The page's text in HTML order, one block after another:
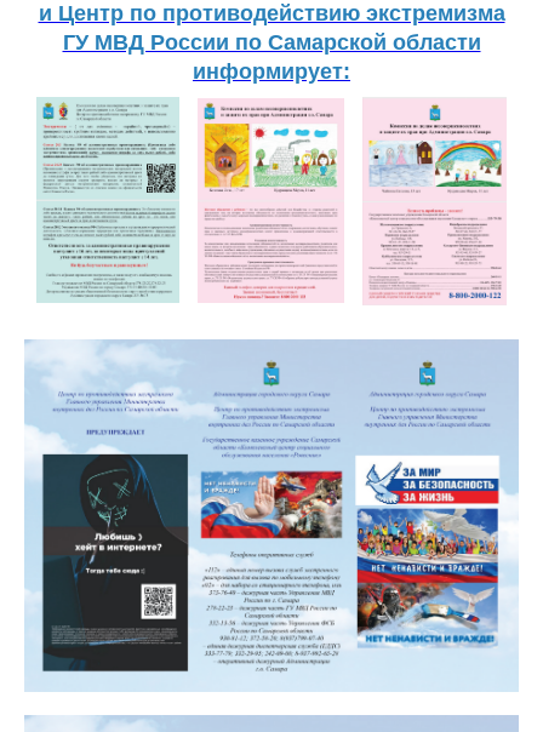
и Центр по противодействию экстремизма
ГУ МВД России по Самарской области
информирует: